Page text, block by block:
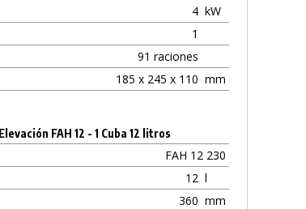
4 kW
1
91 raciones
185 x 245 x 110 mm
FAH 12 - 1 Cuba 12 litros
FAH 12 230
12 l
360 mm